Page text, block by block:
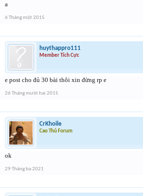
a
6 Tháng một 2015
huythappro111
Member Tích Cực
e post cho đủ 30 bài thôi xin đừng rp e
26 Tháng mười hai 2015
CrKhoile
Cao Thủ Forum
ok
29 Tháng ba 2021